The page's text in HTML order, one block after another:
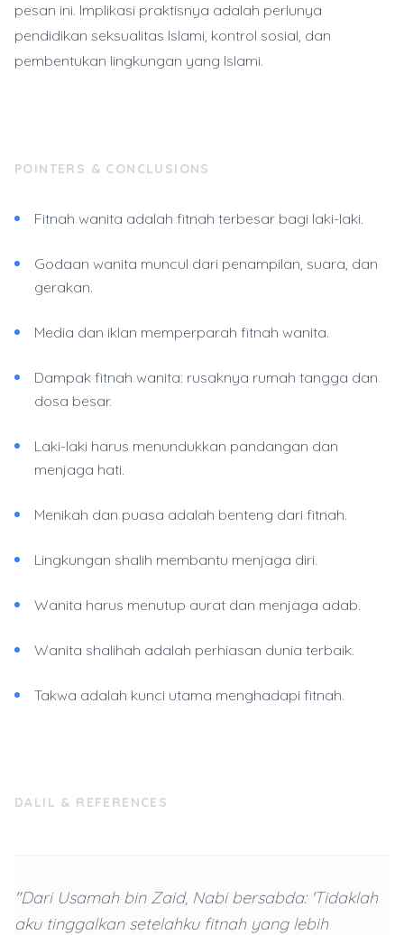
pesan ini. Implikasi praktisnya adalah perlunya
pendidikan seksualitas Islami, kontrol sosial, dan
pembentukan lingkungan yang Islami.
POINTERS & CONCLUSIONS
Fitnah wanita adalah fitnah terbesar bagi laki-laki.
Godaan wanita muncul dari penampilan, suara, dan
gerakan.
Media dan iklan memperparah fitnah wanita.
Dampak fitnah wanita: rusaknya rumah tangga dan
dosa besar.
Laki-laki harus menundukkan pandangan dan
menjaga hati.
Menikah dan puasa adalah benteng dari fitnah.
Lingkungan shalih membantu menjaga diri.
Wanita harus menutup aurat dan menjaga adab.
Wanita shalihah adalah perhiasan dunia terbaik.
Takwa adalah kunci utama menghadapi fitnah.
DALIL & REFERENCES
"Dari Usamah bin Zaid, Nabi bersabda: 'Tidaklah
aku tinggalkan setelahku fitnah yang lebih